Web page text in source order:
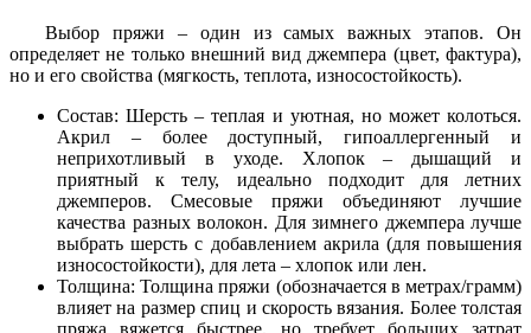
Выбор пряжи – один из самых важных этапов. Он
определяет не только внешний вид джемпера (цвет, фактура),
но и его свойства (мягкость, теплота, износостойкость).
Состав: Шерсть – теплая и уютная, но может колоться.
Акрил – более доступный, гипоаллергенный и
неприхотливый в уходе. Хлопок – дышащий и
приятный к телу, идеально подходит для летних
джемперов. Смесовые пряжи объединяют лучшие
качества разных волокон. Для зимнего джемпера лучше
выбрать шерсть с добавлением акрила (для повышения
износостойкости), для лета – хлопок или лен.
Толщина: Толщина пряжи (обозначается в метрах/грамм)
влияет на размер спиц и скорость вязания. Более толстая